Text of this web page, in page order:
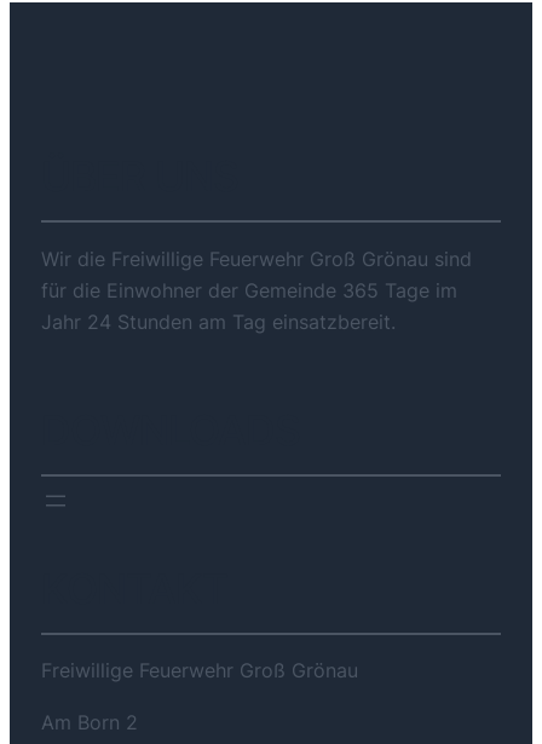
Wir die Freiwillige Feuerwehr Groß Grönau sind
für die Einwohner der Gemeinde 365 Tage im
Jahr 24 Stunden am Tag einsatzbereit.
Freiwillige Feuerwehr Groß Grönau
Am Born 2